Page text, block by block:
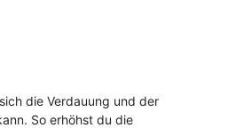
die Verdauung und der
So erhöhst du die